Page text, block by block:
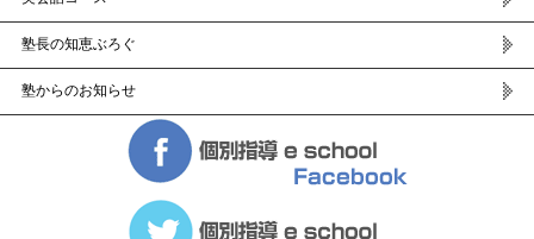
塾長の知恵ぶろぐ
塾からのお知らせ